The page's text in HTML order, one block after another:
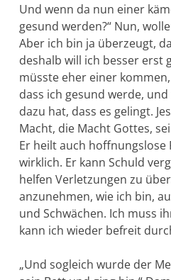
Und wenn da nun einer
gesund wer­den?“ Nun,
Aber ich bin ja überzeugt,
deshalb will ich besser erst
müsste eher einer
dass ich ge­sund werde,
dazu hat, dass es gelingt.
Macht, die Macht Gottes,
Er heilt auch hoffnungslose
wirklich. Er kann Schuld
helfen Verletzungen zu
anzunehmen, wie ich bin,
und Schwächen. Ich muss
kann ich wieder be­freit
„Und sogleich wurde der